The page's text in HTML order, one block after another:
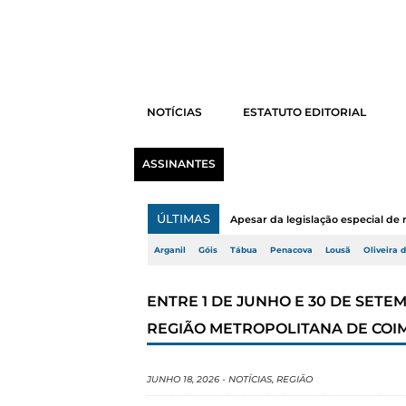
NOTÍCIAS ESTATUTO EDITORIAL
ASSINANTES
ÚLTIMAS Apesar da legislação especial
Arganil Góis Tábua Penacova Lousã Oliveira
ENTRE 1 DE JUNHO E 30 DE
REGIÃO METROPOLITANA DE
JUNHO 18, 2026 - NOTÍCIAS, REGIÃO